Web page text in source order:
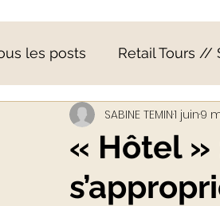
les posts Retail Tours //
Webinar - classe virtuelle
ACADEMY LUXURYTAIL
« Hôtel »
SABINE TEMIN1 juin9